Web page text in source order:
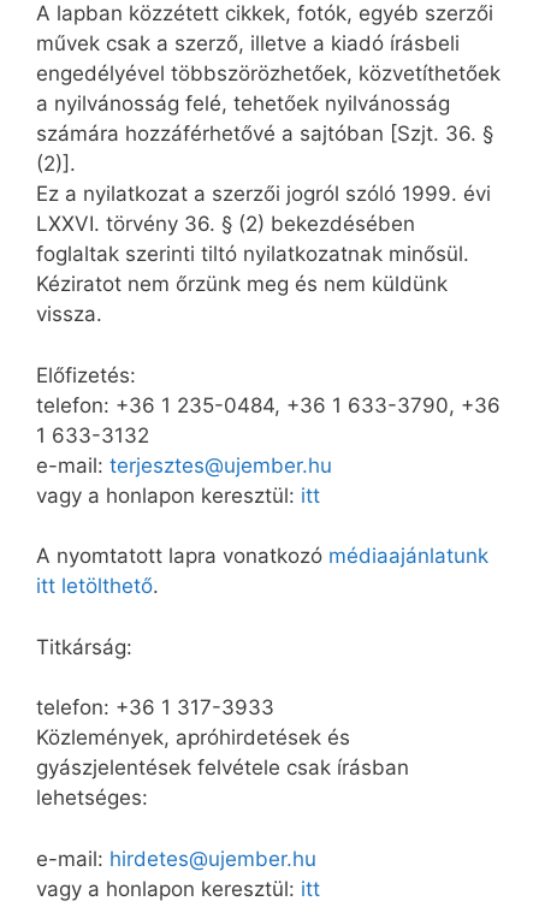
A lapban közzétett cikkek, fotók, egyéb szerzői
művek csak a szerző, illetve a kiadó írásbeli
engedélyével többszörözhetőek, közvetíthetőek
a nyilvánosság felé, tehetőek nyilvánosság
számára hozzáférhetővé a sajtóban [Szjt. 36. §
(2)].
Ez a nyilatkozat a szerzői jogról szóló 1999. évi
LXXVI. törvény 36. § (2) bekezdésében
foglaltak szerinti tiltó nyilatkozatnak minősül.
Kéziratot nem őrzünk meg és nem küldünk
vissza.
Előfizetés:
telefon: +36 1 235-0484, +36 1 633-3790, +36
1 633-3132
e-mail: terjesztes@ujember.hu
vagy a honlapon keresztül: itt
A nyomtatott lapra vonatkozó médiaajánlatunk
itt letölthető.
Titkárság:
telefon: +36 1 317-3933
Közlemények, apróhirdetések és
gyászjelentések felvétele csak írásban
lehetséges:
e-mail: hirdetes@ujember.hu
vagy a honlapon keresztül: itt